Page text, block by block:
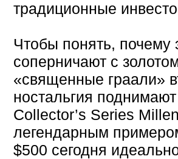
традиционные
Чтобы понять, почему
соперничают с
«священные граали»
ностальгия
Collector’s Series
легендарным
$500 сегодня